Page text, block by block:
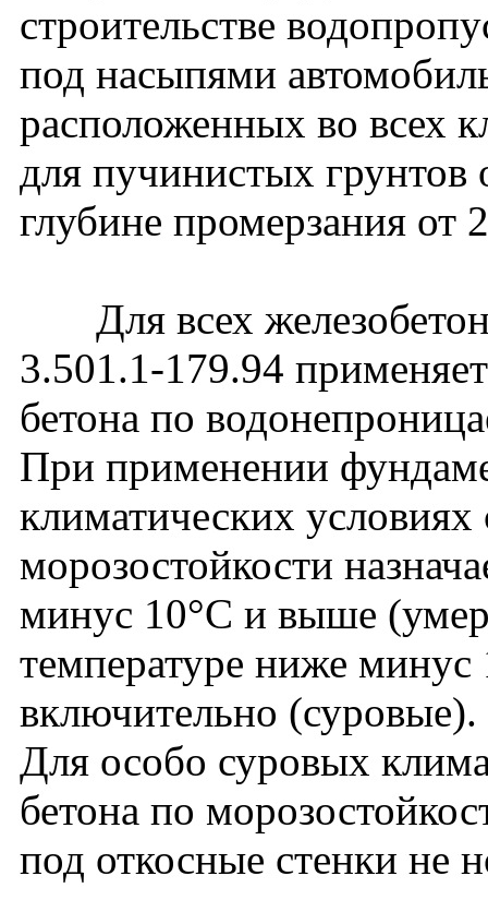
строительстве
под насыпями
расположенных во всех
для пучинистых грунтов
глубине промерзания от
Для всех
3.501.1-179.94
бетона по
При применении
климатических условиях
морозостойкости
минус 10°С и выше
температуре ниже
включительно (суровые).
Для особо суровых
бетона по
под откосные стенки не